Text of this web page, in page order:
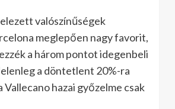
valószínűségek
meglepően nagy favorit,
a három pontot idegenbeli
a döntetlent 20%-ra
Vallecano hazai győzelme csak